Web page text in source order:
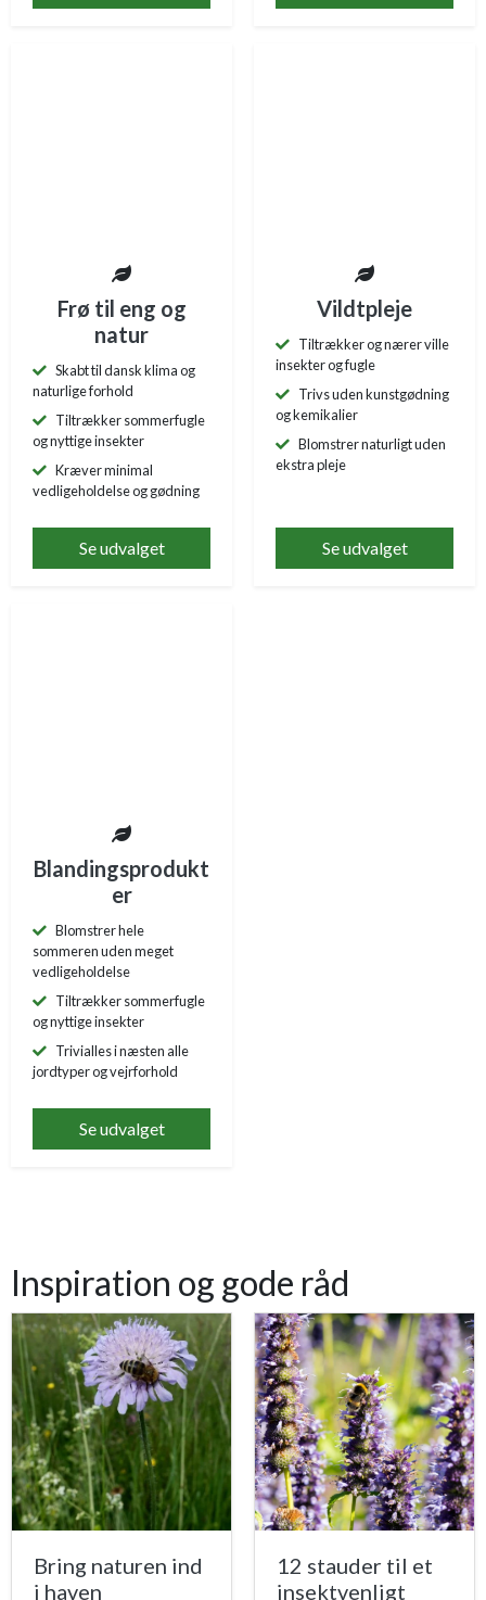
Frø til eng og
natur
Skabt til dansk klima og
naturlige forhold
Tiltrækker sommerfugle
og nyttige insekter
Kræver minimal
vedligeholdelse og gødning
Se udvalget
Vildtpleje
Tiltrækker og nærer ville
insekter og fugle
Trivs uden kunstgødning
og kemikalier
Blomstrer naturligt uden
ekstra pleje
Se udvalget
Blandingsprodukt
er
Blomstrer hele
sommeren uden meget
vedligeholdelse
Tiltrækker sommerfugle
og nyttige insekter
Trivialles i næsten alle
jordtyper og vejrforhold
Se udvalget
Inspiration og gode råd
Bring naturen ind
i haven
12 stauder til et
insektvenligt